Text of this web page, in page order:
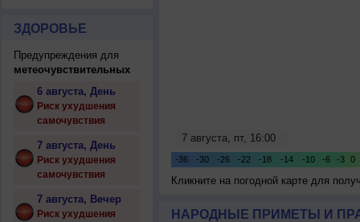
ЗДОРОВЬЕ
Предупреждения для
метеочувствительных
6 августа, День
Риск ухудшения
самочувствия
7 августа, День
Риск ухудшения
самочувствия
7 августа, Вечер
Риск ухудшения
Кликните на погодной карте для
НАРОДНЫЕ ПРИМЕТЫ И